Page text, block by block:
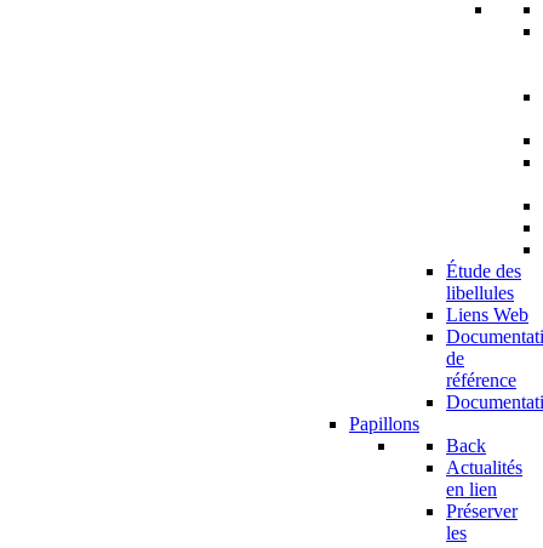
Étude des
libellules
Liens Web
de
référence
Papillons
Back
Actualités
en lien
Préserver
les